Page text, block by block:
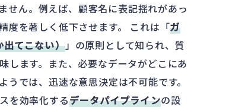
せん。例えば、顧客名に表記揺れがあっ
度を著しく低下させます。 これは「ガ
出てこない）」の原則として知られ、質
します。また、必要なデータがどこにあ
では、迅速な意思決定は不可能です。
を効率化するデータパイプラインの設